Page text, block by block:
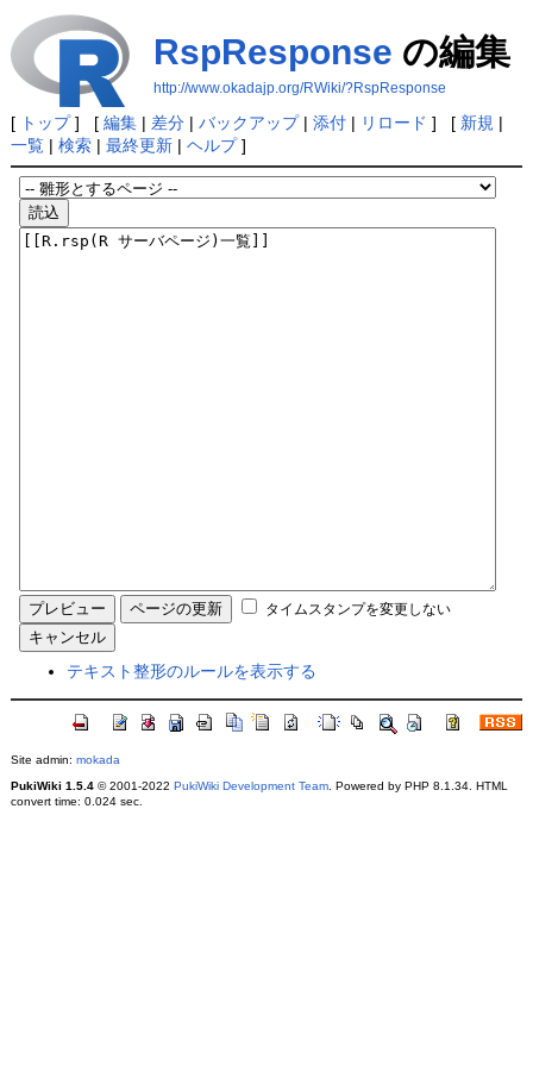
RspResponse の編集
http://www.okadajp.org/RWiki/?RspResponse
[ トップ] [ 編集| 差分| バックアップ| 添付| リロード ] [ 新規 |
一覧| 検索| 最終更新| ヘルプ]
タイムスタンプを変更しない
テキスト整形のルールを表示する
Site admin: mokada
PukiWiki 1.5.4© 2001-2022 PukiWiki Development Team. Powered by PHP 8.1.34. HTML
convert time: 0.024 sec.